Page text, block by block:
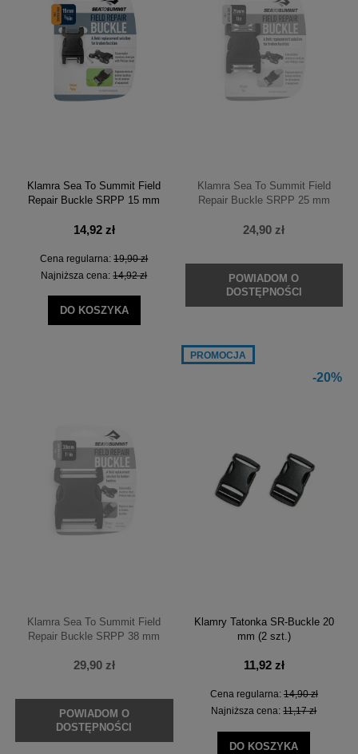
Klamra Sea To Summit Field
Repair Buckle SRPP 15 mm
14,92 zł
Cena regularna:19,90 zł
Najniższa cena:14,92 zł
DO KOSZYKA
Klamra Sea To Summit Field
Repair Buckle SRPP 25 mm
24,90 zł
POWIADOM O
DOSTĘPNOŚCI
Klamra Sea To Summit Field
Repair Buckle SRPP 38 mm
29,90 zł
POWIADOM O
DOSTĘPNOŚCI
-20%
Klamry Tatonka SR-Buckle 20
mm (2 szt.)
11,92 zł
Cena regularna:14,90 zł
Najniższa cena:11,17 zł
DO KOSZYKA
PROMOCJA